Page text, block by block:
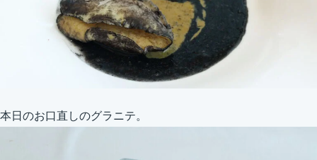
本日のお口直しのグラニテ。